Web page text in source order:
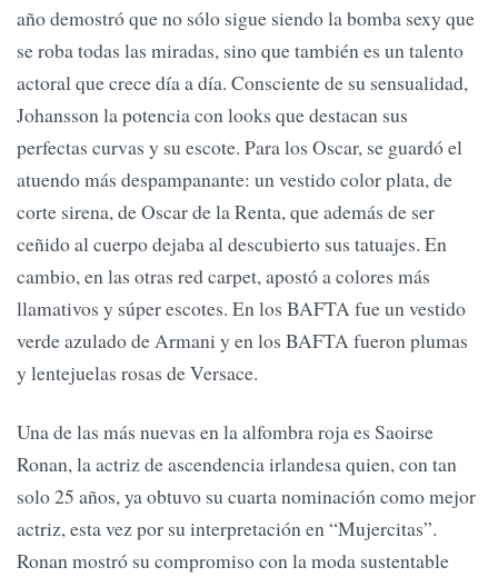
año demostró que no sólo sigue siendo la bomba sexy que
se roba todas las miradas, sino que también es un talento
actoral que crece día a día. Consciente de su sensualidad,
Johansson la potencia con looks que destacan sus
perfectas curvas y su escote. Para los Oscar, se guardó el
atuendo más despampanante: un vestido color plata, de
corte sirena, de Oscar de la Renta, que además de ser
ceñido al cuerpo dejaba al descubierto sus tatuajes. En
cambio, en las otras red carpet, apostó a colores más
llamativos y súper escotes. En los BAFTA fue un vestido
verde azulado de Armani y en los BAFTA fueron plumas
y lentejuelas rosas de Versace.
Una de las más nuevas en la alfombra roja es Saoirse
Ronan, la actriz de ascendencia irlandesa quien, con tan
solo 25 años, ya obtuvo su cuarta nominación como mejor
actriz, esta vez por su interpretación en “Mujercitas”.
Ronan mostró su compromiso con la moda sustentable